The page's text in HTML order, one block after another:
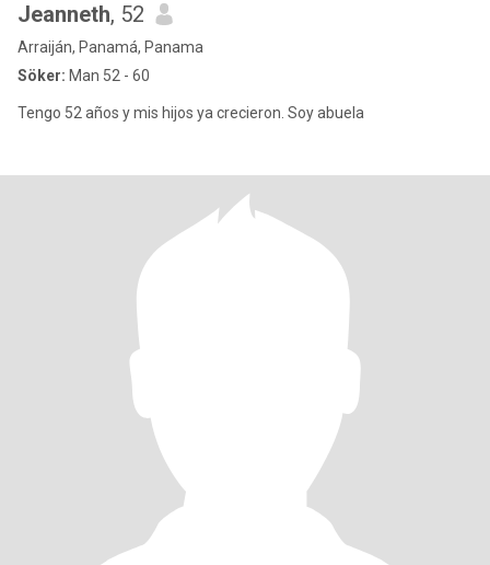
Jeanneth, 52
Arraiján, Panamá, Panama
Söker: Man 52 - 60
Tengo 52 años y mis hijos ya crecieron. Soy abuela